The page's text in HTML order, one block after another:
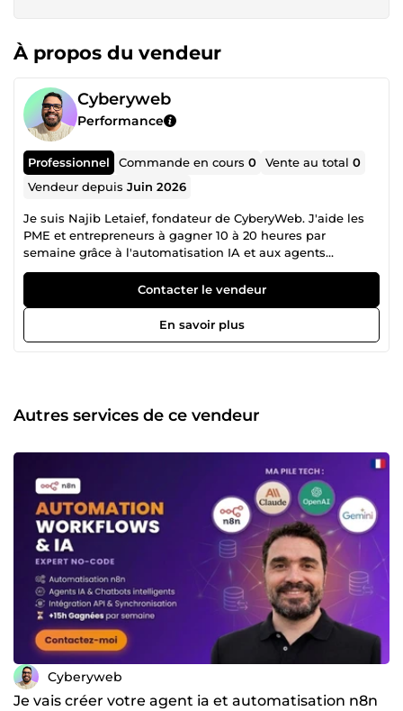
À propos du vendeur
Cyberyweb
Performance
Professionnel Commande en cours0 Vente au total0
Vendeur depuisJuin 2026
Je suis Najib Letaief, fondateur de CyberyWeb. J'aide les
PME et entrepreneurs à gagner 10 à 20 heures par
semaine grâce à l'automatisation IA et aux agents
intelligents. Ma spécialité : concevoir et déployer des
workflows n8n sur-mesure et des agents IA autonomes
qui travaillent 24h/24 à votre place (tri d'emails, gestion de
leads, reporting, facturation, veille, publication réseaux
sociaux...). Ce qui me différencie : Auto-hébergement
Code, MCP, RAG, OpenAI/Claude, Make. Architectures
multi-agents. Approche orientée ROI : chaque
(marchand de biens) : système de 7 agents IA sur 3 axes
(administratif, juridique, visibilité) + installation VPS
sécurisée. Paperclip : entreprise virtuelle entièrement
pilotée par des agents IA orchestrés (démonstrateur
R&amp;D CyberyWeb). Ma méthode en 4 étapes : audit de
vos process &gt; conception du workflow cible &gt;
développement &amp; tests &gt; livraison documentée +
accompagnement. Parlons de votre projet : décrivez-moi la
tâche qui vous fait perdre le plus de temps, je vous dis
comment l'automatiser.
Contacter le vendeur
En savoir plus
Autres services de ce vendeur
Cyberyweb
Je vais créer votre agent ia et automatisation n8n